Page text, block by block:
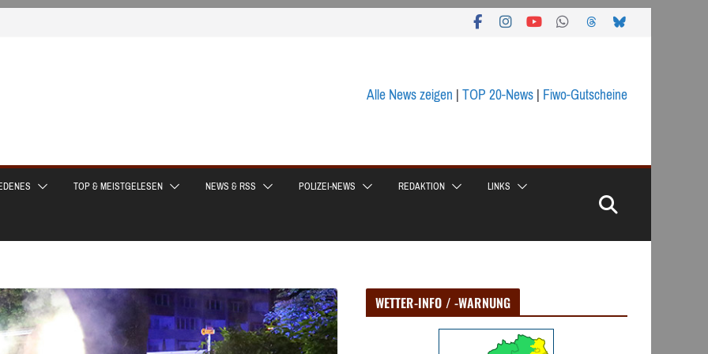
Alle News zeigen|TOP 20-News|Fiwo-Gutscheine
TOP & MEISTGELESEN NEWS & RSS POLIZEI-NEWS REDAKTION LINKS
WETTER-INFO / -WARNUNG